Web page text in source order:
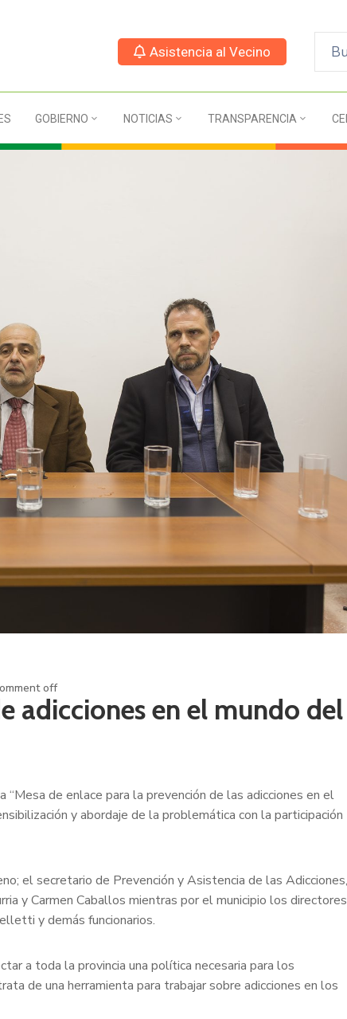
Asistencia al Vecino
GOBIERNO NOTICIAS TRANSPARENCIA
off
adicciones en el mundo del
“Mesa de enlace para la prevención de las adicciones en el
y abordaje de la problemática con la participación
el secretario de Prevención y Asistencia de las Adicciones,
y Carmen Caballos mientras por el municipio los directores
y demás funcionarios.
a toda la provincia una política necesaria para los
de una herramienta para trabajar sobre adicciones en los